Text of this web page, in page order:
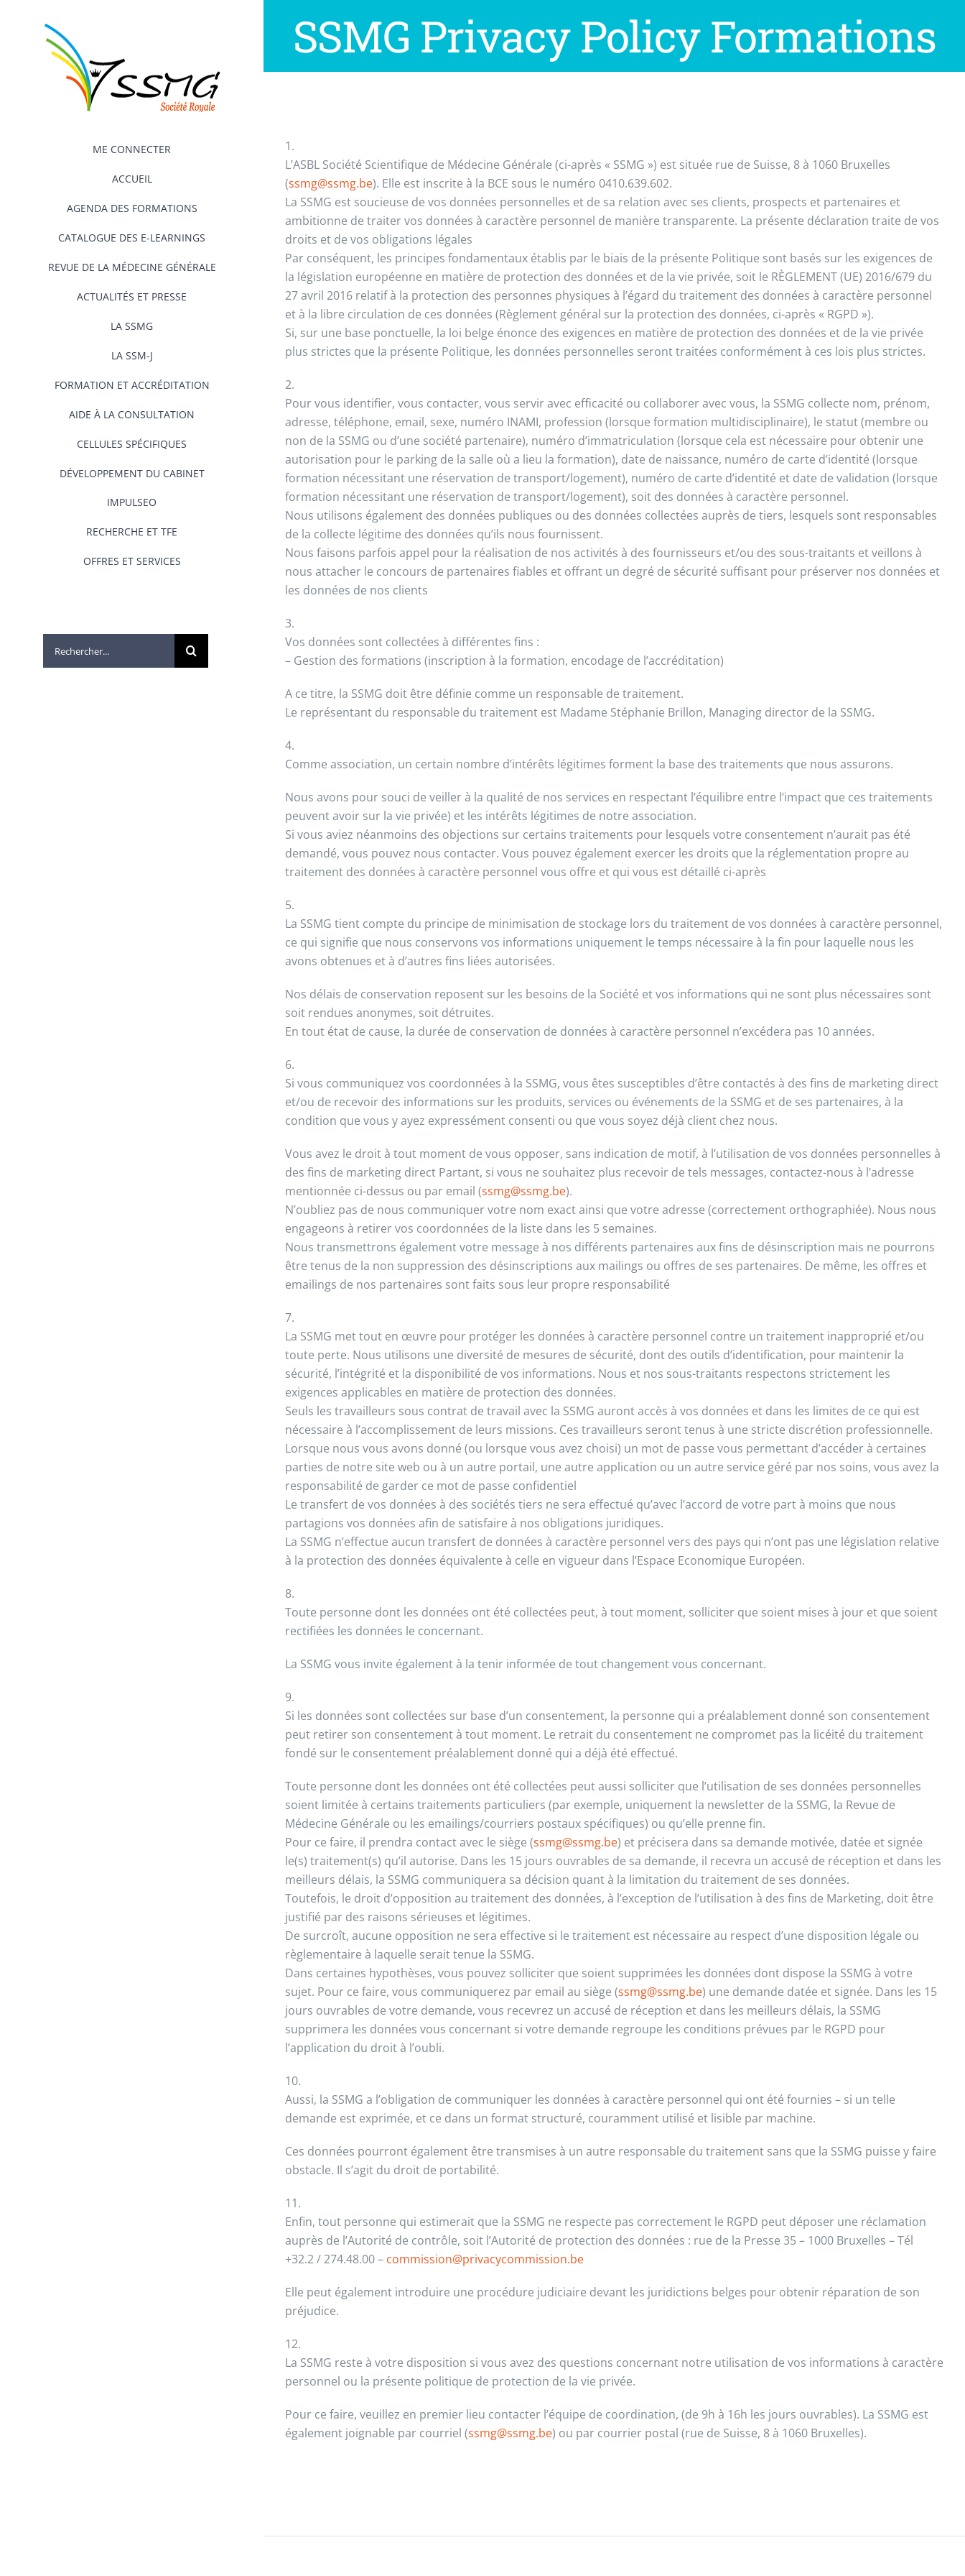
ME CONNECTER
ACCUEIL
AGENDA DES FORMATIONS
CATALOGUE DES E-LEARNINGS
REVUE DE LA MÉDECINE GÉNÉRALE
ACTUALITÉS ET PRESSE
LA SSMG
LA SSM-J
FORMATION ET ACCRÉDITATION
AIDE À LA CONSULTATION
CELLULES SPÉCIFIQUES
DÉVELOPPEMENT DU CABINET
IMPULSEO
RECHERCHE ET TFE
OFFRES ET SERVICES
SSMG Privacy Policy Formations
1.
L’ASBL Société Scientifique de Médecine Générale (ci-après « SSMG ») est située rue de Suisse, 8 à 1060 Bruxelles
(ssmg@ssmg.be). Elle est inscrite à la BCE sous le numéro 0410.639.602.
La SSMG est soucieuse de vos données personnelles et de sa relation avec ses clients, prospects et partenaires et
ambitionne de traiter vos données à caractère personnel de manière transparente. La présente déclaration traite de vos
droits et de vos obligations légales
Par conséquent, les principes fondamentaux établis par le biais de la présente Politique sont basés sur les exigences de
la législation européenne en matière de protection des données et de la vie privée, soit le RÈGLEMENT (UE) 2016/679 du
27 avril 2016 relatif à la protection des personnes physiques à l’égard du traitement des données à caractère personnel
et à la libre circulation de ces données (Règlement général sur la protection des données, ci-après « RGPD »).
Si, sur une base ponctuelle, la loi belge énonce des exigences en matière de protection des données et de la vie privée
plus strictes que la présente Politique, les données personnelles seront traitées conformément à ces lois plus strictes.
2.
Pour vous identifier, vous contacter, vous servir avec efficacité ou collaborer avec vous, la SSMG collecte nom, prénom,
adresse, téléphone, email, sexe, numéro INAMI, profession (lorsque formation multidisciplinaire), le statut (membre ou
non de la SSMG ou d’une société partenaire), numéro d’immatriculation (lorsque cela est nécessaire pour obtenir une
autorisation pour le parking de la salle où a lieu la formation), date de naissance, numéro de carte d’identité (lorsque
formation nécessitant une réservation de transport/logement), numéro de carte d’identité et date de validation (lorsque
formation nécessitant une réservation de transport/logement), soit des données à caractère personnel.
Nous utilisons également des données publiques ou des données collectées auprès de tiers, lesquels sont responsables
de la collecte légitime des données qu’ils nous fournissent.
Nous faisons parfois appel pour la réalisation de nos activités à des fournisseurs et/ou des sous-traitants et veillons à
nous attacher le concours de partenaires fiables et offrant un degré de sécurité suffisant pour préserver nos données et
les données de nos clients
3.
Vos données sont collectées à différentes fins :
– Gestion des formations (inscription à la formation, encodage de l’accréditation)
A ce titre, la SSMG doit être définie comme un responsable de traitement.
Le représentant du responsable du traitement est Madame Stéphanie Brillon, Managing director de la SSMG.
4.
Comme association, un certain nombre d’intérêts légitimes forment la base des traitements que nous assurons.
Nous avons pour souci de veiller à la qualité de nos services en respectant l’équilibre entre l’impact que ces traitements
peuvent avoir sur la vie privée) et les intérêts légitimes de notre association.
Si vous aviez néanmoins des objections sur certains traitements pour lesquels votre consentement n’aurait pas été
demandé, vous pouvez nous contacter. Vous pouvez également exercer les droits que la réglementation propre au
traitement des données à caractère personnel vous offre et qui vous est détaillé ci-après
5.
La SSMG tient compte du principe de minimisation de stockage lors du traitement de vos données à caractère personnel,
ce qui signifie que nous conservons vos informations uniquement le temps nécessaire à la fin pour laquelle nous les
avons obtenues et à d’autres fins liées autorisées.
Nos délais de conservation reposent sur les besoins de la Société et vos informations qui ne sont plus nécessaires sont
soit rendues anonymes, soit détruites.
En tout état de cause, la durée de conservation de données à caractère personnel n’excédera pas 10 années.
6.
Si vous communiquez vos coordonnées à la SSMG, vous êtes susceptibles d’être contactés à des fins de marketing direct
et/ou de recevoir des informations sur les produits, services ou événements de la SSMG et de ses partenaires, à la
condition que vous y ayez expressément consenti ou que vous soyez déjà client chez nous.
Vous avez le droit à tout moment de vous opposer, sans indication de motif, à l’utilisation de vos données personnelles à
des fins de marketing direct Partant, si vous ne souhaitez plus recevoir de tels messages, contactez-nous à l’adresse
mentionnée ci-dessus ou par email (ssmg@ssmg.be).
N’oubliez pas de nous communiquer votre nom exact ainsi que votre adresse (correctement orthographiée). Nous nous
engageons à retirer vos coordonnées de la liste dans les 5 semaines.
Nous transmettrons également votre message à nos différents partenaires aux fins de désinscription mais ne pourrons
être tenus de la non suppression des désinscriptions aux mailings ou offres de ses partenaires. De même, les offres et
emailings de nos partenaires sont faits sous leur propre responsabilité
7.
La SSMG met tout en œuvre pour protéger les données à caractère personnel contre un traitement inapproprié et/ou
toute perte. Nous utilisons une diversité de mesures de sécurité, dont des outils d’identification, pour maintenir la
sécurité, l’intégrité et la disponibilité de vos informations. Nous et nos sous-traitants respectons strictement les
exigences applicables en matière de protection des données.
Seuls les travailleurs sous contrat de travail avec la SSMG auront accès à vos données et dans les limites de ce qui est
nécessaire à l’accomplissement de leurs missions. Ces travailleurs seront tenus à une stricte discrétion professionnelle.
Lorsque nous vous avons donné (ou lorsque vous avez choisi) un mot de passe vous permettant d’accéder à certaines
parties de notre site web ou à un autre portail, une autre application ou un autre service géré par nos soins, vous avez la
responsabilité de garder ce mot de passe confidentiel
Le transfert de vos données à des sociétés tiers ne sera effectué qu’avec l’accord de votre part à moins que nous
partagions vos données afin de satisfaire à nos obligations juridiques.
La SSMG n’effectue aucun transfert de données à caractère personnel vers des pays qui n’ont pas une législation relative
à la protection des données équivalente à celle en vigueur dans l’Espace Economique Européen.
8.
Toute personne dont les données ont été collectées peut, à tout moment, solliciter que soient mises à jour et que soient
rectifiées les données le concernant.
La SSMG vous invite également à la tenir informée de tout changement vous concernant.
9.
Si les données sont collectées sur base d’un consentement, la personne qui a préalablement donné son consentement
peut retirer son consentement à tout moment. Le retrait du consentement ne compromet pas la licéité du traitement
fondé sur le consentement préalablement donné qui a déjà été effectué.
Toute personne dont les données ont été collectées peut aussi solliciter que l’utilisation de ses données personnelles
soient limitée à certains traitements particuliers (par exemple, uniquement la newsletter de la SSMG, la Revue de
Médecine Générale ou les emailings/courriers postaux spécifiques) ou qu’elle prenne fin.
Pour ce faire, il prendra contact avec le siège (ssmg@ssmg.be) et précisera dans sa demande motivée, datée et signée
le(s) traitement(s) qu’il autorise. Dans les 15 jours ouvrables de sa demande, il recevra un accusé de réception et dans les
meilleurs délais, la SSMG communiquera sa décision quant à la limitation du traitement de ses données.
Toutefois, le droit d’opposition au traitement des données, à l’exception de l’utilisation à des fins de Marketing, doit être
justifié par des raisons sérieuses et légitimes.
De surcroît, aucune opposition ne sera effective si le traitement est nécessaire au respect d’une disposition légale ou
règlementaire à laquelle serait tenue la SSMG.
Dans certaines hypothèses, vous pouvez solliciter que soient supprimées les données dont dispose la SSMG à votre
sujet. Pour ce faire, vous communiquerez par email au siège (ssmg@ssmg.be) une demande datée et signée. Dans les 15
jours ouvrables de votre demande, vous recevrez un accusé de réception et dans les meilleurs délais, la SSMG
supprimera les données vous concernant si votre demande regroupe les conditions prévues par le RGPD pour
l’application du droit à l’oubli.
10.
Aussi, la SSMG a l’obligation de communiquer les données à caractère personnel qui ont été fournies – si un telle
demande est exprimée, et ce dans un format structuré, couramment utilisé et lisible par machine.
Ces données pourront également être transmises à un autre responsable du traitement sans que la SSMG puisse y faire
obstacle. Il s’agit du droit de portabilité.
11.
Enfin, tout personne qui estimerait que la SSMG ne respecte pas correctement le RGPD peut déposer une réclamation
auprès de l’Autorité de contrôle, soit l’Autorité de protection des données : rue de la Presse 35 – 1000 Bruxelles – Tél
+32.2 / 274.48.00 – commission@privacycommission.be
Elle peut également introduire une procédure judiciaire devant les juridictions belges pour obtenir réparation de son
préjudice.
12.
La SSMG reste à votre disposition si vous avez des questions concernant notre utilisation de vos informations à caractère
personnel ou la présente politique de protection de la vie privée.
Pour ce faire, veuillez en premier lieu contacter l’équipe de coordination, (de 9h à 16h les jours ouvrables). La SSMG est
également joignable par courriel (ssmg@ssmg.be) ou par courrier postal (rue de Suisse, 8 à 1060 Bruxelles).